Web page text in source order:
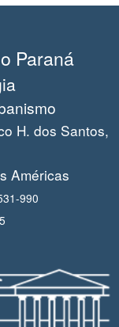
Paraná
H. dos Santos,
Américas
990